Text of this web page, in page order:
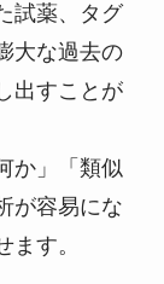
試薬、タグ
大な過去の
出すことが
か」「類似
が容易にな
す。